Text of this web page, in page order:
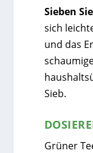
Sieben
sich
und das
Sieb.
Grüner